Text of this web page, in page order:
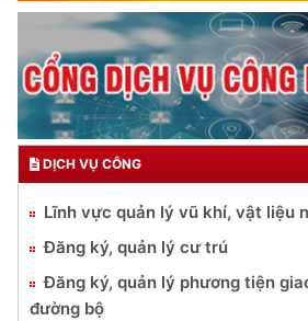
DỊCH VỤ CÔNG
Lĩnh vực quản lý vũ khí, vật liệu
Đăng ký, quản lý cư trú
Đăng ký, quản lý phương tiện
đường bộ